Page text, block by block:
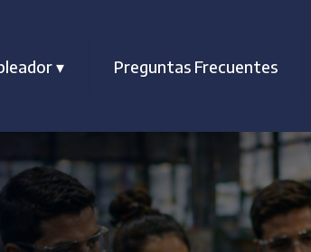
▾ Preguntas Frecuentes